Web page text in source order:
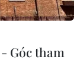
Góc tham